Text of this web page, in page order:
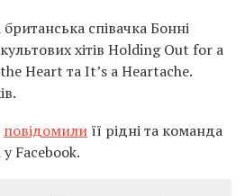
співачка Бонні
хітів Holding Out for a
Heart та It’s a Heartache.
повідомили її рідні та команда
у Facebook.